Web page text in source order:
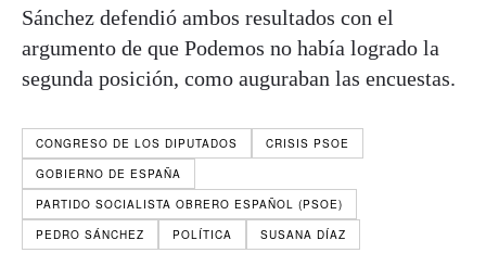
Sánchez defendió ambos resultados con el
argumento de que Podemos no había logrado la
segunda posición, como auguraban las encuestas.
CONGRESO DE LOS DIPUTADOS
CRISIS PSOE
GOBIERNO DE ESPAÑA
PARTIDO SOCIALISTA OBRERO ESPAÑOL (PSOE)
PEDRO SÁNCHEZ
POLÍTICA SUSANA DÍAZ